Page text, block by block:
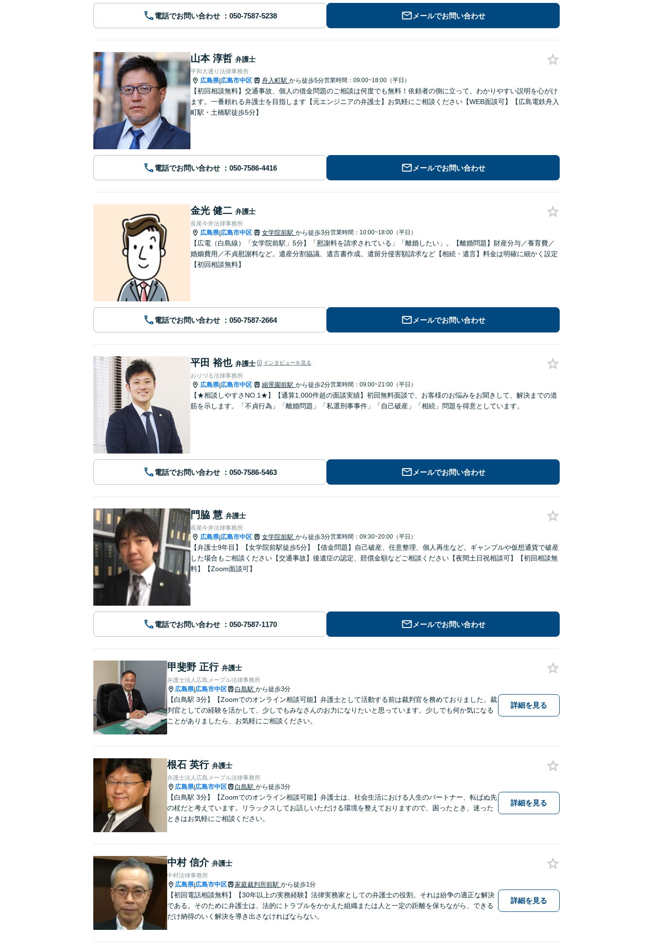
電話でお問い合わせ メールでお問い合わせ
山本 淳哲 弁護士
平和大通り法律事務所
広島県|広島市中区 舟入町駅 から徒歩5分営業時間：09:00~18:00（平日）
【初回相談無料】交通事故、個人の借金問題のご相談は何度でも無料！依頼者の側に立って、わかりやすい説明を心がけ
ます。一番頼れる弁護士を目指します【元エンジニアの弁護士】お気軽にご相談ください【WEB面談可】【広島電鉄舟入
町駅・土橋駅徒歩5分】
電話でお問い合わせ メールでお問い合わせ
金光 健二 弁護士
長尾今井法律事務所
広島県|広島市中区 女学院前駅 から徒歩3分営業時間：10:00~18:00（平日）
【広電（白島線）「女学院前駅」5分】「慰謝料を請求されている」「離婚したい」。【離婚問題】財産分与／養育費／
婚姻費用／不貞慰謝料など。遺産分割協議、遺言書作成、遺留分侵害額請求など【相続・遺言】料金は明確に細かく設定
【初回相談無料】
電話でお問い合わせ メールでお問い合わせ
平田 裕也 弁護士 インタビューを見る
おりづる法律事務所
広島県|広島市中区 縮景園前駅 から徒歩2分営業時間：09:00~21:00（平日）
【★相談しやすさNO.1★】【通算1,000件超の面談実績】初回無料面談で、お客様のお悩みをお聞きして、解決までの道
筋を示します。「不貞行為」「離婚問題」「私選刑事事件」「自己破産」「相続」問題を得意としています。
電話でお問い合わせ メールでお問い合わせ
門脇 慧 弁護士
長尾今井法律事務所
広島県|広島市中区 女学院前駅 から徒歩3分営業時間：09:30~20:00（平日）
【弁護士9年目】【女学院前駅徒歩5分】【借金問題】自己破産、任意整理、個人再生など。ギャンブルや仮想通貨で破産
した場合もご相談ください【交通事故】後遺症の認定、賠償金額などご相談ください【夜間土日祝相談可】【初回相談無
料】【Zoom面談可】
電話でお問い合わせ メールでお問い合わせ
甲斐野 正行 弁護士
弁護士法人広島メープル法律事務所
広島県|広島市中区 白島駅 から徒歩3分
【白鳥駅 3分】【Zoomでのオンライン相談可能】弁護士として活動する前は裁判官を務めておりました。裁
判官としての経験を活かして、少しでもみなさんのお力になりたいと思っています。少しでも何か気になる
ことがありましたら、お気軽にご相談ください。
詳細を見る
根石 英行 弁護士
弁護士法人広島メープル法律事務所
広島県|広島市中区 白島駅 から徒歩3分
【白鳥駅 3分】【Zoomでのオンライン相談可能】弁護士は、社会生活における人生のパートナー、転ばぬ先
の杖だと考えています。リラックスしてお話しいただける環境を整えておりますので、困ったとき、迷った
ときはお気軽にご相談ください。
詳細を見る
中村 信介 弁護士
中村法律事務所
広島県|広島市中区 家庭裁判所前駅 から徒歩1分
【初回電話相談無料】【30年以上の実務経験】法律実務家としての弁護士の役割。それは紛争の適正な解決
である。そのために弁護士は、法的にトラブルをかかえた組織または人と一定の距離を保ちながら、できる
だけ納得のいく解決を導き出さなければならない。
詳細を見る